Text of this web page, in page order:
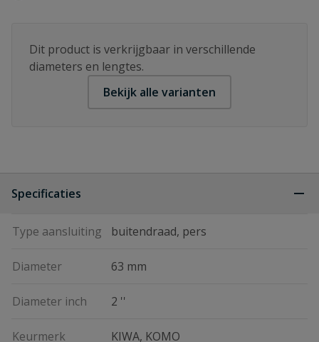
Dit product is verkrijgbaar in verschillende
diameters en lengtes.
Bekijk alle varianten
Specificaties
Type aansluiting buitendraad, pers
Diameter 63 mm
Diameter inch 2 ''
Keurmerk KIWA, KOMO